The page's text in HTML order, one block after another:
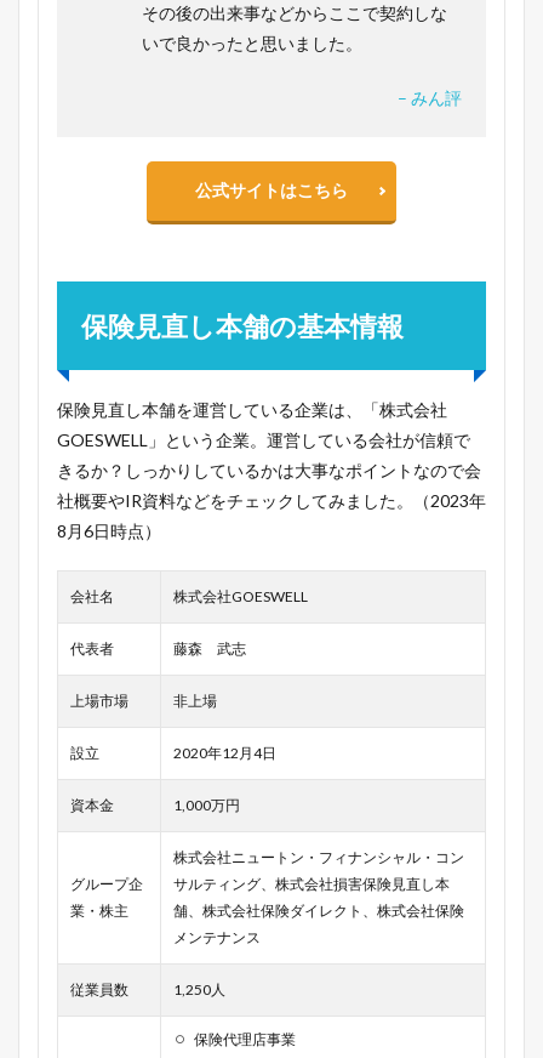
その後の出来事などからここで契約しな
いで良かったと思いました。
– みん評
公式サイトはこちら
保険見直し本舗の基本情報
保険見直し本舗を運営している企業は、「株式会社
GOESWELL」という企業。運営している会社が信頼で
きるか？しっかりしているかは大事なポイントなので会
社概要やIR資料などをチェックしてみました。（2023年
8月6日時点）
会社名 株式会社GOESWELL
代表者 藤森 武志
上場市場 非上場
設立 2020年12月4日
資本金 1,000万円
グループ企
業・株主
株式会社ニュートン・フィナンシャル・コン
サルティング、株式会社損害保険見直し本
舗、株式会社保険ダイレクト、株式会社保険
メンテナンス
従業員数 1,250人
保険代理店事業